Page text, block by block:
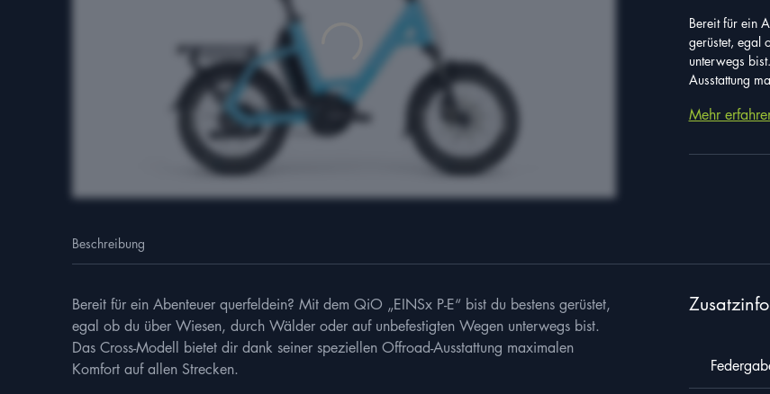
Bereit für ein
gerüstet, egal
unterwegs
Ausstattung
Mehr
Beschreibung
Bereit für ein Abenteuer querfeldein? Mit dem QiO „EINSx P-E“ bist du bestens gerüstet,
egal ob du über Wiesen, durch Wälder oder auf unbefestigten Wegen unterwegs bist.
Das Cross-Modell bietet dir dank seiner speziellen Offroad-Ausstattung maximalen
Komfort auf allen Strecken.